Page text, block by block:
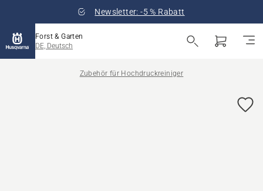
Newsletter: -5 % Rabatt
Forst & Garten
DE, Deutsch
Zubehör für Hochdruckreiniger